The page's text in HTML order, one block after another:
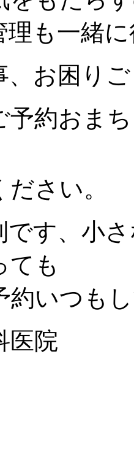
理も一緒
、お困り
予約おま
さい。
です、小
ても
約いつも
医院